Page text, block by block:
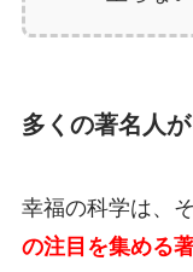
多くの著名人
幸福の科学は、
の注目を集める